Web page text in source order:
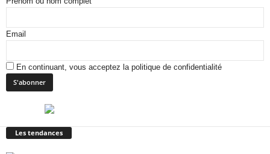
Email
En continuant, vous acceptez la politique de confidentialité
Les tendances